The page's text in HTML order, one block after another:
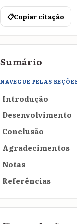
📋Copiar citação
Sumário
NAVEGUE PELAS
Introdução
Desenvolvimento
Conclusão
Agradecimentos
Notas
Referências